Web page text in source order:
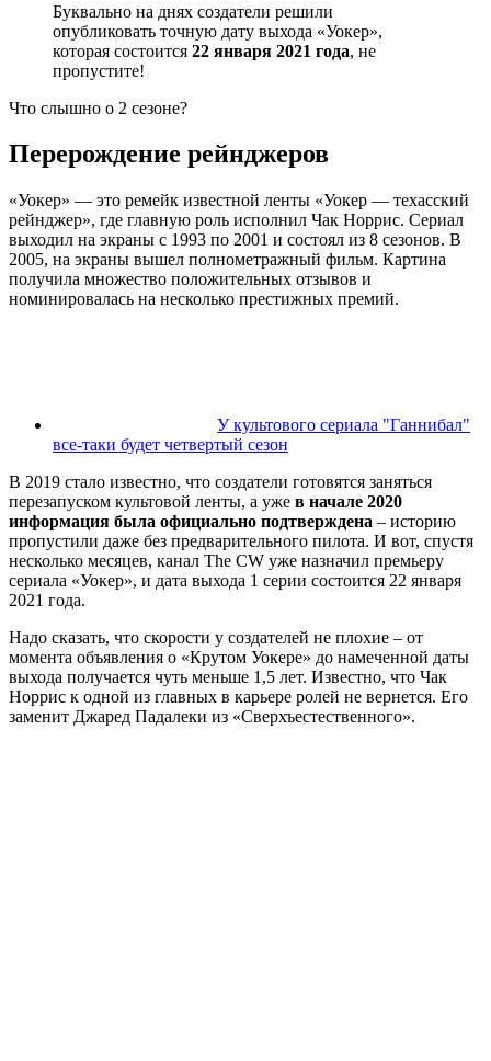
Буквально на днях создатели решили
опубликовать точную дату выхода «Уокер»,
которая состоится 22 января 2021 года, не
пропустите!
Что слышно о 2 сезоне?
Перерождение рейнджеров
«Уокер» — это ремейк известной ленты «Уокер — техасский
рейнджер», где главную роль исполнил Чак Норрис. Сериал
выходил на экраны с 1993 по 2001 и состоял из 8 сезонов. В
2005, на экраны вышел полнометражный фильм. Картина
получила множество положительных отзывов и
номинировалась на несколько престижных премий.
У культового сериала "Ганнибал"
все-таки будет четвертый сезон
В 2019 стало известно, что создатели готовятся заняться
перезапуском культовой ленты, а уже в начале 2020
информация была официально подтверждена – историю
пропустили даже без предварительного пилота. И вот, спустя
несколько месяцев, канал The CW уже назначил премьеру
сериала «Уокер», и дата выхода 1 серии состоится 22 января
2021 года.
Надо сказать, что скорости у создателей не плохие – от
момента объявления о «Крутом Уокере» до намеченной даты
выхода получается чуть меньше 1,5 лет. Известно, что Чак
Норрис к одной из главных в карьере ролей не вернется. Его
заменит Джаред Падалеки из «Сверхъестественного».